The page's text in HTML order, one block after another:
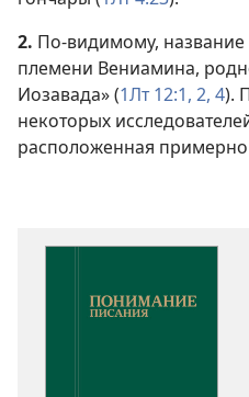
2. По-видимому, название
племени Вениамина,
Иозавада» (1Лт 12:1, 2, 4).
некоторых
расположенная примерно